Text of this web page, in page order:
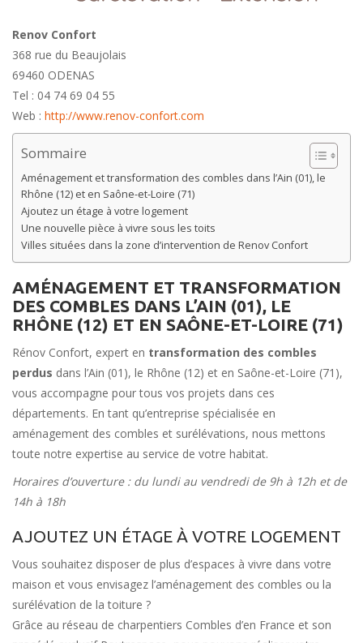
Renov Confort
368 rue du Beaujolais
69460 ODENAS
Tel : 04 74 69 04 55
Web : http://www.renov-confort.com
Sommaire
Aménagement et transformation des combles dans l’Ain (01), le
Rhône (12) et en Saône-et-Loire (71)
Ajoutez un étage à votre logement
Une nouvelle pièce à vivre sous les toits
Villes situées dans la zone d’intervention de Renov Confort
AMÉNAGEMENT ET TRANSFORMATION
DES COMBLES DANS L’AIN (01), LE
RHÔNE (12) ET EN SAÔNE-ET-LOIRE (71)
Rénov Confort, expert en transformation des combles
perdus dans l’Ain (01), le Rhône (12) et en Saône-et-Loire (71),
vous accompagne pour tous vos projets dans ces
départements. En tant qu’entreprise spécialisée en
aménagement des combles et surélévations, nous mettons
toute notre expertise au service de votre habitat.
Horaires d’ouverture : du lundi au vendredi de 9h à 12h et de
14h à 18h
AJOUTEZ UN ÉTAGE À VOTRE LOGEMENT
Vous souhaitez disposer de plus d’espaces à vivre dans votre
maison et vous envisagez l’aménagement des combles ou la
surélévation de la toiture ?
Grâce au réseau de charpentiers Combles d’en France et son